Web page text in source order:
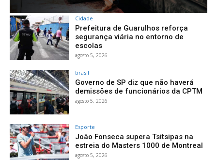
Cidade
Prefeitura de Guarulhos reforça
segurança viária no entorno de
escolas
agosto 5, 2026
brasil
Governo de SP diz que não haverá
demissões de funcionários da CPTM
agosto 5, 2026
Esporte
João Fonseca supera Tsitsipas na
estreia do Masters 1000 de Montreal
agosto 5, 2026